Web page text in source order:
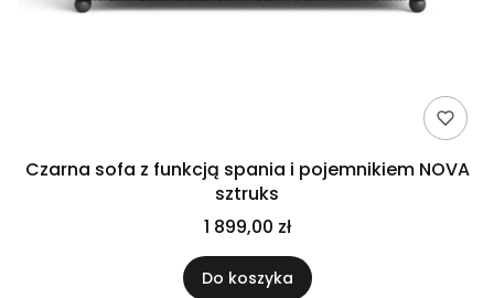
Czarna sofa z funkcją spania i pojemnikiem NOVA
sztruks
1 899,00 zł
Do koszyka